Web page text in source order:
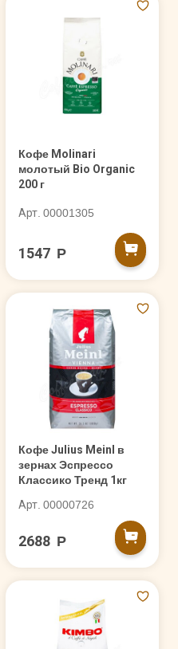
Кофе Molinari
молотый Bio Organic
200 г
Арт. 00001305
1547 Р
Кофе Julius Meinl в
зернах Эспрессо
Классико Тренд 1кг
Арт. 00000726
2688 Р